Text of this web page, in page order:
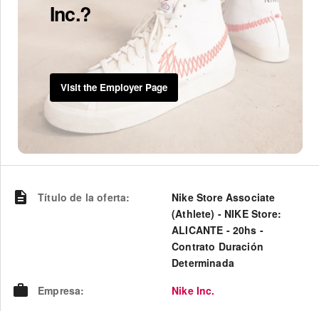
Inc.?
Visit the Employer Page
Título de la oferta:
Nike Store Associate
(Athlete) - NIKE Store:
ALICANTE - 20hs -
Contrato Duración
Determinada
Empresa:
Nike Inc.